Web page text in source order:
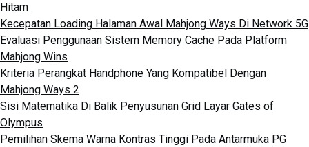
Hitam
Kecepatan Loading Halaman Awal Mahjong Ways Di Network 5G
Evaluasi Penggunaan Sistem Memory Cache Pada Platform
Mahjong Wins
Kriteria Perangkat Handphone Yang Kompatibel Dengan
Mahjong Ways 2
Sisi Matematika Di Balik Penyusunan Grid Layar Gates of
Olympus
Pemilihan Skema Warna Kontras Tinggi Pada Antarmuka PG